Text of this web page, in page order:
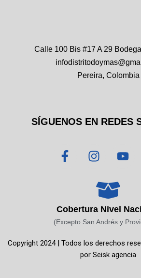
Calle 100 Bis #17 A 29
Pereira, Colombia
SÍGUENOS EN REDES
F
a
o
o
-
I
n
t
a
g
r
m
Y
o
b
e
Cobertura Nivel
(Excepto San Andrés y
Copyright 2024 | Todos los derechos
por Seisk agencia